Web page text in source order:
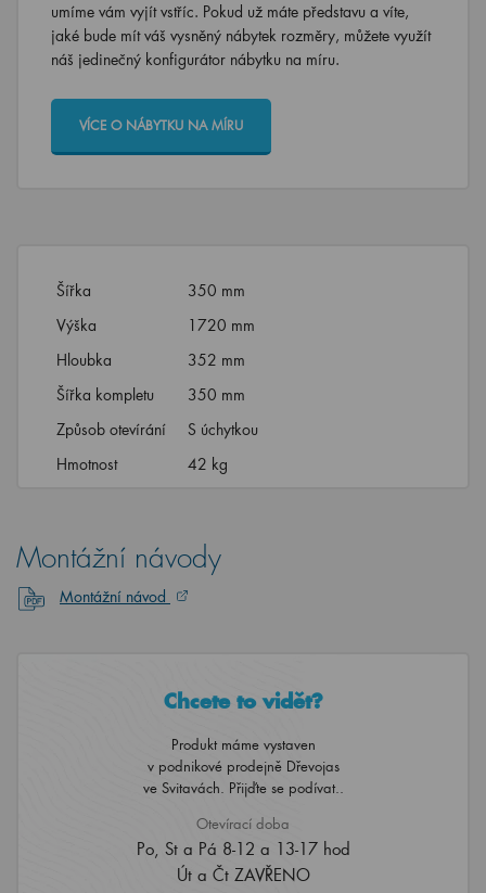
umíme vám vyjít vstříc. Pokud už máte představu a víte,
jaké bude mít váš vysněný nábytek rozměry, můžete využít
náš jedinečný konfigurátor nábytku na míru.
VÍCE O NÁBYTKU NA MÍRU
Šířka
350 mm
Výška
1720 mm
Hloubka
352 mm
Šířka kompletu
350 mm
Způsob otevírání
S úchytkou
Hmotnost
42 kg
Montážní návody
Montážní návod
Chcete to vidět?
Produkt máme vystaven
v podnikové prodejně Dřevojas
ve Svitavách. Přijďte se podívat..
Otevírací doba
Po, St a Pá 8-12 a 13-17 hod
Út a Čt ZAVŘENO